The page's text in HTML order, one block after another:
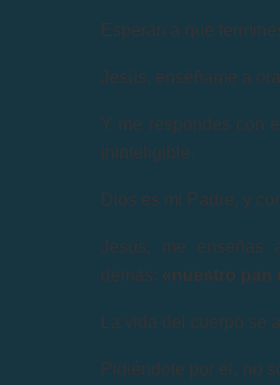
Esperan a que
Jesús, enséñame a
Y me respondes con
ininteligible.
Dios es mi Padre, y
Jesús, me enseñas
demás: «nuestro pan
La vida del cuerpo se
Pidiéndote por él, no